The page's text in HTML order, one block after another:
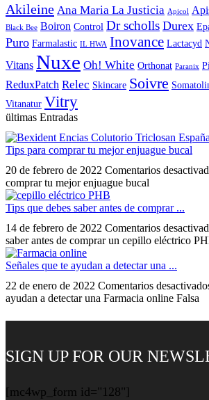
Akileine Ana Maria La Justicia Apicol
Black Bee Boiron Control Dr scholls Durex
Puro Farmalastic IL HWA Inovance Lactacyd
Vitans Nuxe Oh! White Orthonat Paranix
ReduxPatch Relec Skincare Soivre
Vitanatur Vitry
ültimas Entradas
Tips para comprar tu mejor enjuague bucal
20 de febrero de 2022 Comentarios
comprar tu mejor enjuague bucal
Tips que debes saber antes de comprar ...
14 de febrero de 2022 Comentarios
saber antes de comprar un cepillo eléctrico
Señales que te ayudan a detectar una ...
22 de enero de 2022 Comentarios
ayudan a detectar una Farmacia online Falsa
SIGN UP FOR OUR
[mc4wp_form id="128"]